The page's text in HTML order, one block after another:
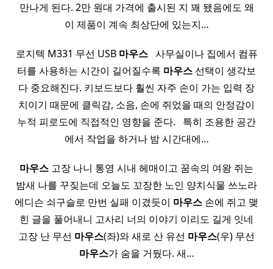
만나게 된다. 2만 원대 가격에 출시된 지 꽤 됐음에도 왜
이 제품이 계속 최상단에 있는지…
로지텍 M331 무선 USB 마우스​ ​ 사무실이나 집에서 컴퓨
터를 사용하는 시간이 길어질수록 마우스 선택이 생각보
다 중요해진다. 키보드보다 훨씬 자주 손이 가는 입력 장
치이기 때문에 클릭감, 소음, 손에 쥐었을 때의 안정감이
누적 피로도에 직접적인 영향을 준다. ​ ​ 특히 조용한 공간
에서 작업을 하거나 밤 시간대에…
마우스 고장 나니 통영 시내 헤매이고 꿈속의 여왕 쥐는
밤새 나를 꾸짖는데 오늘도 꼬장한 노인 양치식물 쓰노라
에디슨 쇠구슬로 만번 실패 이겼듯이 마우스 손에 쥐고 맺
힌 글을 풀어내니 고사리 너의 이야기 이리도 길게 잇네
고장 난 무선 마우스(좌)와 새로 산 유선 마우스(우) 무선
마우스가 숨을 거뒀다. 새…